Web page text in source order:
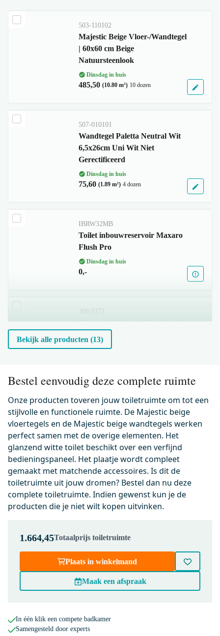
503-110102
Majestic Beige Vloer-/Wandtegel
| 60x60 cm Beige
Natuursteenlook
Dinsdag in huis
485,50 (10.80 m²) 10 dozen
507-010101
Wandtegel Paletta Neutral Wit
6,5x26cm Uni Wit Niet
Gerectificeerd
Dinsdag in huis
75,60 (1.89 m²) 4 dozen
IBRW32MB
Toilet inbouwreservoir Maxaro
Flush Pro
Dinsdag in huis
0,-
300.0372
Hangend toilet met Spoelrand
Dinsdag in huis
500.0230
Wc-bril verdund Glanzend wit
incl. Softclose en Quick release
Dinsdag in huis
0,-
KSW002GW
Flush Bedieningspaneel Toilet |
Hoogglans wit
0,-
200-1202GG
Radius WC Borstel | Goud |
0,-
Bekijk alle producten (13)
Bestel eenvoudig deze complete ruimte
Onze producten toveren jouw toiletruimte om tot een
stijlvolle en functionele ruimte. De Majestic beige
vloertegels en de Majestic beige wandtegels werken
perfect samen met de overige elementen. Het
glanzend witte toilet beschikt over een verfijnd
bedieningspaneel. Het plaatje wordt compleet
gemaakt met matchende accessoires. Is dit de
toiletruimte uit jouw dromen? Bestel dan nu deze
complete toiletruimte. Indien gewenst kun je de
producten die je niet wilt kopen uitvinken.
1.664,45Totaalprijs toiletruimte
Plaats in winkelmand
Maak een afspraak
In één klik een compete badkamer
Samengesteld door experts